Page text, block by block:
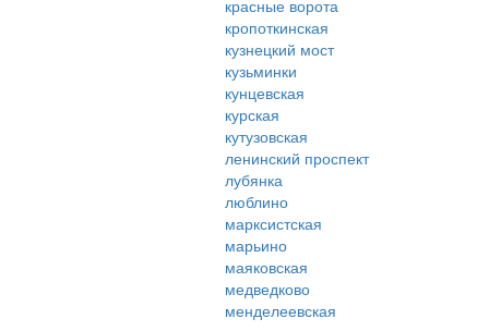
красные ворота
кропоткинская
кузнецкий мост
кузьминки
кунцевская
курская
кутузовская
ленинский проспект
лубянка
люблино
марксистская
марьино
маяковская
медведково
менделеевская